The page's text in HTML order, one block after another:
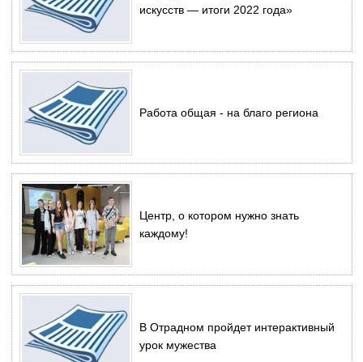
искусств — итоги 2022 года»
Работа общая - на благо региона
Центр, о котором нужно знать
каждому!
В Отрадном пройдет интерактивный
урок мужества